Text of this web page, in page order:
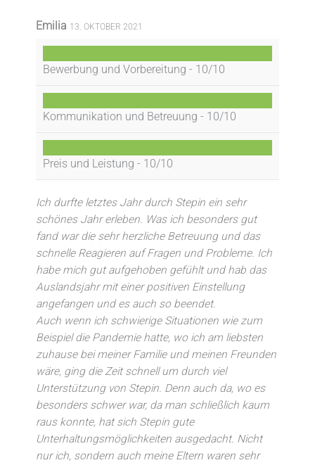
Emilia 13. OKTOBER 2021
Bewerbung und Vorbereitung - 10/10
Kommunikation und Betreuung - 10/10
Preis und Leistung - 10/10
Ich durfte letztes Jahr durch Stepin ein sehr
schönes Jahr erleben. Was ich besonders gut
fand war die sehr herzliche Betreuung und das
schnelle Reagieren auf Fragen und Probleme. Ich
habe mich gut aufgehoben gefühlt und hab das
Auslandsjahr mit einer positiven Einstellung
angefangen und es auch so beendet.
Auch wenn ich schwierige Situationen wie zum
Beispiel die Pandemie hatte, wo ich am liebsten
zuhause bei meiner Familie und meinen Freunden
wäre, ging die Zeit schnell um durch viel
Unterstützung von Stepin. Denn auch da, wo es
besonders schwer war, da man schließlich kaum
raus konnte, hat sich Stepin gute
Unterhaltungsmöglichkeiten ausgedacht. Nicht
nur ich, sondern auch meine Eltern waren sehr